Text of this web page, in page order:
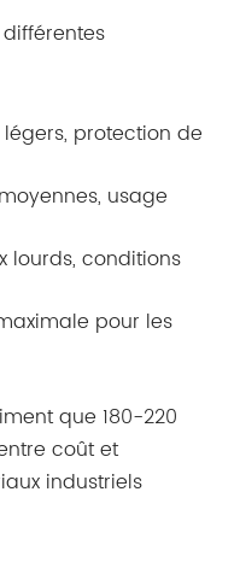
protection de
usage
lourds, conditions
pour les
que 180-220
coût et
industriels